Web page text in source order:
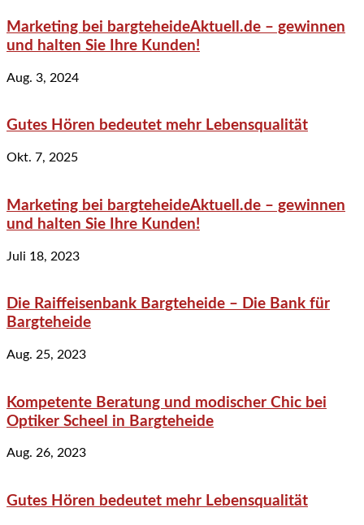
Marketing bei bargteheideAktuell.de – gewinnen
und halten Sie Ihre Kunden!
Aug. 3, 2024
Gutes Hören bedeutet mehr Lebensqualität
Okt. 7, 2025
Marketing bei bargteheideAktuell.de – gewinnen
und halten Sie Ihre Kunden!
Juli 18, 2023
Die Raiffeisenbank Bargteheide – Die Bank für
Bargteheide
Aug. 25, 2023
Kompetente Beratung und modischer Chic bei
Optiker Scheel in Bargteheide
Aug. 26, 2023
Gutes Hören bedeutet mehr Lebensqualität